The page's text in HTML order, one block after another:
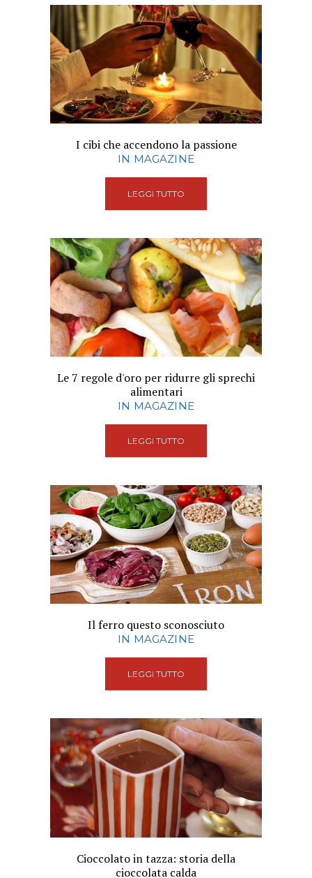
I cibi che accendono la passione
IN MAGAZINE
LEGGI TUTTO
Le 7 regole d'oro per ridurre gli sprechi
alimentari
IN MAGAZINE
LEGGI TUTTO
Il ferro questo sconosciuto
IN MAGAZINE
LEGGI TUTTO
Cioccolato in tazza: storia della
cioccolata calda